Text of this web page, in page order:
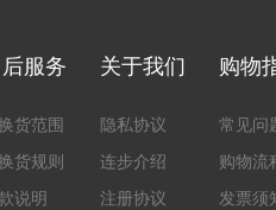
服务
货范围
货规则
说明
关于我们
隐私协议
连步介绍
注册协议
购物
常见问
购物流
发票须